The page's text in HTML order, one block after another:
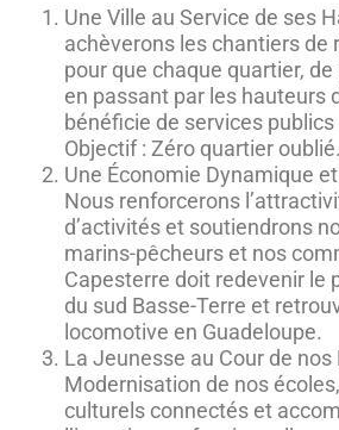
Une Ville au Service de ses
achèverons les chantiers de
pour que chaque quartier,
en passant par les hauteurs
bénéficie de services
Objectif : Zéro quartier oublié.
Une Économie Dynamique
Nous renforcerons
d’activités et soutiendrons
marins-pêcheurs et nos
Capesterre doit redevenir le
du sud Basse-Terre et
locomotive en Guadeloupe.
La Jeunesse au Cour de
Modernisation de nos
culturels connectés et